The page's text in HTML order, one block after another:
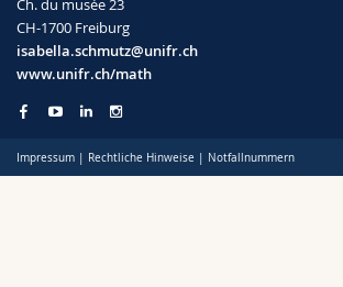
Math.-Nat. und Med. Fak.
Interfakultär
Mitarbeitende
Doktorierende
Webmail
Vorlesungsverzeichnis
Ch. du musée 23
CH-1700 Freiburg
isabella.schmutz@unifr.ch
www.unifr.ch/math
Impressum | Rechtliche Hinweise | Notfallnummern